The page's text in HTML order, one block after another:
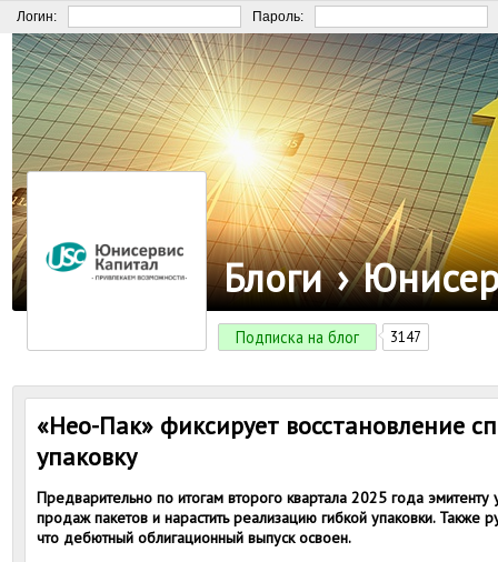
Логин: Пароль:
Блоги ›
Подписка на блог 3147
«Нео-Пак» фиксирует восстановление
упаковку
Предварительно по итогам второго квартала 2025 года эмитенту
продаж пакетов и нарастить реализацию гибкой упаковки. Также
что дебютный облигационный выпуск освоен.